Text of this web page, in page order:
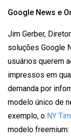
Google News e
Jim Gerber,
soluções Google
usuários querem
impressos em
demanda por
modelo único de
exemplo, o NY
modelo